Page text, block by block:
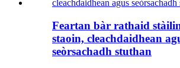
Feartan bàr rathaid
staoin, cleachdaidhean
seòrsachadh stuthan